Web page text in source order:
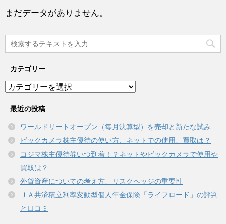
まだデータがありません。
カテゴリー
カ
テ
ゴ
ー
最近の投稿
ワールドリートオープン（毎月決算型）を売却と新たな試み
ビックカメラ株主優待の使い方、ネットでの使用、買取は？
コジマ株主優待券いつ到着！？ネットやビックカメラで使用や
買取は？
外貨資産についての考え方、リスクヘッジの重要性
ＪＡ共済積立利率変動型個人年金保険「ライフロード」の評判
と口コミ